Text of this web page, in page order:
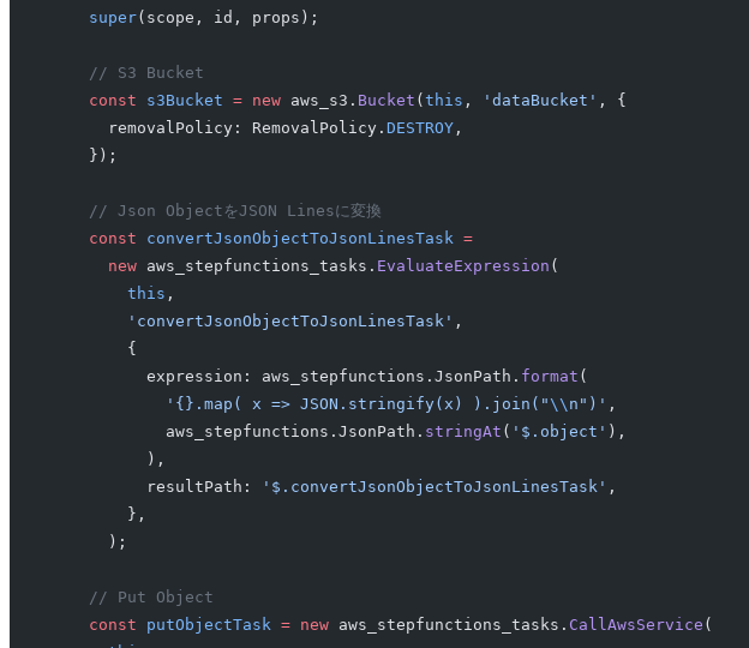
    super
(scope, id, props);
    // S3 Bucket
    const
s3Bucket = new aws_s3. Bucket (this , 'dataBucket' , {
      removalPolicy: RemovalPolicy.
DESTROY,
    });
    // Json ObjectをJSON Linesに変換
    const
convertJsonObjectToJsonLinesTask =
      new
aws_stepfunctions_tasks. EvaluateExpression (
        this
,
        'convertJsonObjectToJsonLinesTask'
,
        {
          expression: aws_stepfunctions.JsonPath.
format (
            '{}.map( x => JSON.stringify(x) ).join("
\\ n")' ,
            aws_stepfunctions.JsonPath.
stringAt ( '$.object' ),
          ),
          resultPath:
'$.convertJsonObjectToJsonLinesTask' ,
        },
      );
    // Put Object
    const
putObjectTask = new aws_stepfunctions_tasks. CallAwsService (